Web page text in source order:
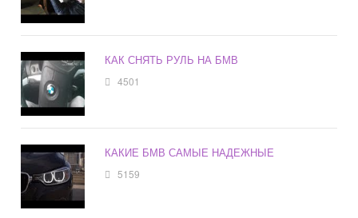
КАК СНЯТЬ РУЛЬ НА БМВ
4501
КАКИЕ БМВ САМЫЕ НАДЕЖНЫЕ
5159